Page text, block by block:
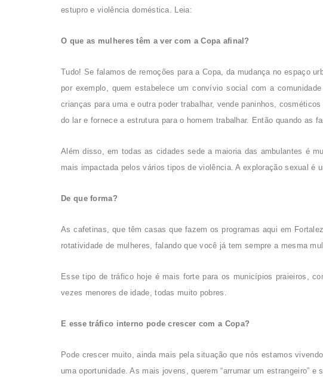
estupro e violência doméstica. Leia:
O que as mulheres têm a ver com a Copa afinal?
Tudo! Se falamos de remoções para a Copa, da mudança no espaço
por exemplo, quem estabelece um convívio social com a
crianças para uma e outra poder trabalhar, vende paninhos,
do lar e fornece a estrutura para o homem trabalhar. Então quando as
Além disso, em todas as cidades sede a maioria das ambulantes é
mais impactada pelos vários tipos de violência. A exploração sexual é
De que forma?
As cafetinas, que têm casas que fazem os programas aqui em
rotatividade de mulheres, falando que você já tem sempre a mesma
Esse tipo de tráfico hoje é mais forte para os municípios praieiros,
vezes menores de idade, todas muito pobres.
E esse tráfico interno pode crescer com a Copa?
Pode crescer muito, ainda mais pela situação que nós estamos
uma oportunidade. As mais jovens, querem “arrumar um estrangeiro” e